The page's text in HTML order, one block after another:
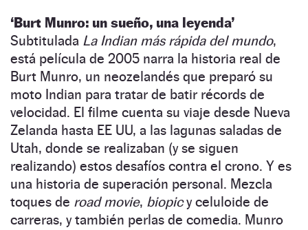
‘Burt Munro: un sueño, una leyenda’
Subtitulada La Indian más rápida del mundo,
está película de 2005 narra la historia real de
Burt Munro, un neozelandés que preparó su
moto Indian para tratar de batir récords de
velocidad. El filme cuenta su viaje desde Nueva
Zelanda hasta EE UU, a las lagunas saladas de
Utah, donde se realizaban (y se siguen
realizando) estos desafíos contra el crono. Y es
una historia de superación personal. Mezcla
toques de road movie, biopicy celuloide de
carreras, y también perlas de comedia. Munro